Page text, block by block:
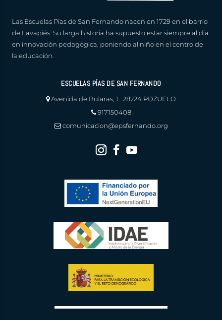
Las Escuelas Pías de San Fernando nacen en 1729 en el barrio
de Lavapiés. Su larga historia ha supuesto estar siempre al día
en innovación pedagógica, poniendo al niño en el centro de
la educación.
ESCUELAS PÍAS DE SAN FERNANDO
Avenida de Bularas, 1. 28224 POZUELO
917150408
comunicacion@epsfernando.org